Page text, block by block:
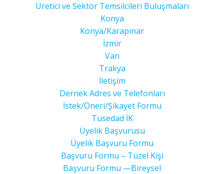
Üretici ve Sektör Temsilcileri Buluşmaları
Konya
Konya/Karapınar
İzmir
Van
Trakya
İletişim
Dernek Adres ve Telefonları
İstek/Öneri/Şikayet Formu
Tusedad İK
Üyelik Başvurusu
Üyelik Başvuru Formu
Başvuru Formu – Tüzel Kişi
Başvuru Formu —Bireysel